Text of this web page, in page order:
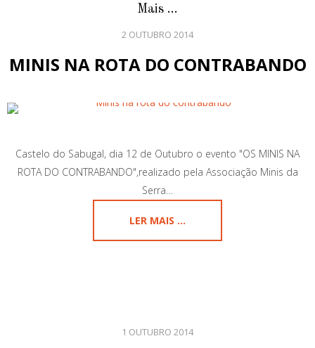
Mais ...
2 OUTUBRO 2014
MINIS NA ROTA DO CONTRABANDO
Castelo do Sabugal, dia 12 de Outubro o evento "OS MINIS NA
ROTA DO CONTRABANDO",realizado pela Associação Minis da
Serra…
LER MAIS ...
1 OUTUBRO 2014